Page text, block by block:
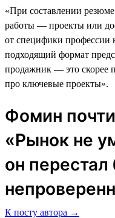
«При составлении
работы ― проекты или
от специфики профессии
подходящий формат
продажник ― это скорее
про ключевые проекты».
Фомин
«Рынок не
он
К посту автора →